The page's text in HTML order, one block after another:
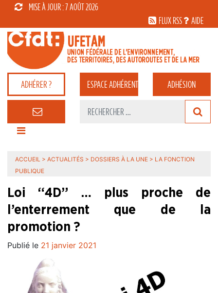
MISE À JOUR : 7 AOÛT 2026
FLUX RSS
AIDE
ADHÉRER ? ESPACEADHÉRENT ADHÉSION
ACCUEIL > ACTUALITÉS > DOSSIERS À LA UNE > LA FONCTION
PUBLIQUE
Loi “4D” … plus proche de
l’enterrement que de la
promotion ?
Publié le 21 janvier 2021